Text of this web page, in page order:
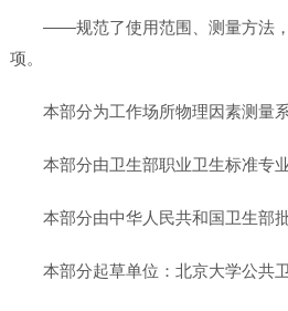
——规范了使用范围、测量方法
项。
本部分为工作场所物理因素测量
本部分由卫生部职业卫生标准专
本部分由中华人民共和国卫生部批
本部分起草单位：北京大学公共